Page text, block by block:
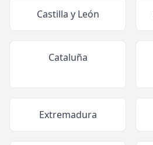
Castilla y León
Cataluña
Extremadura